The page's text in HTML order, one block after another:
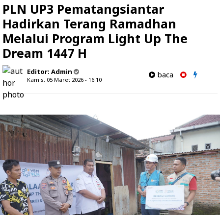
PLN UP3 Pematangsiantar
Hadirkan Terang Ramadhan
Melalui Program Light Up The
Dream 1447 H
Editor: Admin
Kamis, 05 Maret 2026 - 16.10
baca